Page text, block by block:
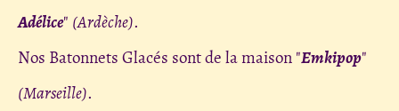
Adélice" (Ardèche).
Nos Batonnets Glacés sont de la maison "Emkipop"
(Marseille).